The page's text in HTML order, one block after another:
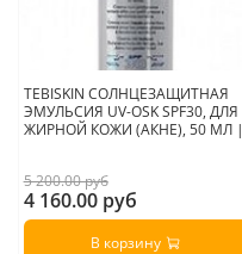
TEBISKIN СОЛНЦЕЗАЩИТНАЯ
ЭМУЛЬСИЯ UV-OSK SPF30, ДЛЯ
ЖИРНОЙ КОЖИ (АКНЕ), 50 МЛ |
5 200.00 руб
4 160.00 руб
В корзину